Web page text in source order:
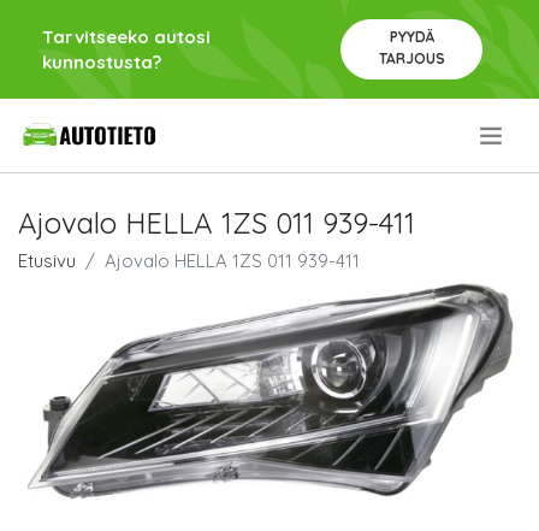
Tarvitseeko autosi
kunnostusta?
PYYDÄ
TARJOUS
Ajovalo HELLA 1ZS 011 939-411
Etusivu Ajovalo HELLA 1ZS 011 939-411